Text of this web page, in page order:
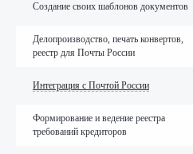
Создание своих шаблонов документов
Делопроизводство, печать конвертов,
реестр для Почты России
Интеграция с Почтой России
Формирование и ведение реестра
требований кредиторов